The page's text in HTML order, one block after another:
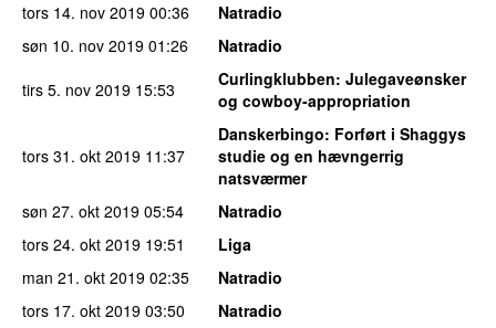
tors 14. nov 2019 00:36
Natradio
søn 10. nov 2019 01:26
Natradio
tirs 5. nov 2019 15:53 Curlingklubben: Julegaveønsker
og cowboy-appropriation
tors 31. okt 2019 11:37
Danskerbingo: Forført i Shaggys
studie og en hævngerrig
natsværmer
søn 27. okt 2019 05:54
Natradio
tors 24. okt 2019 19:51
Liga
man 21. okt 2019 02:35
Natradio
tors 17. okt 2019 03:50
Natradio